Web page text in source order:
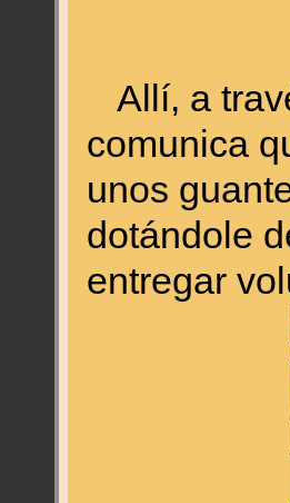
Allí, a
comunica
unos
dotándole
entregar